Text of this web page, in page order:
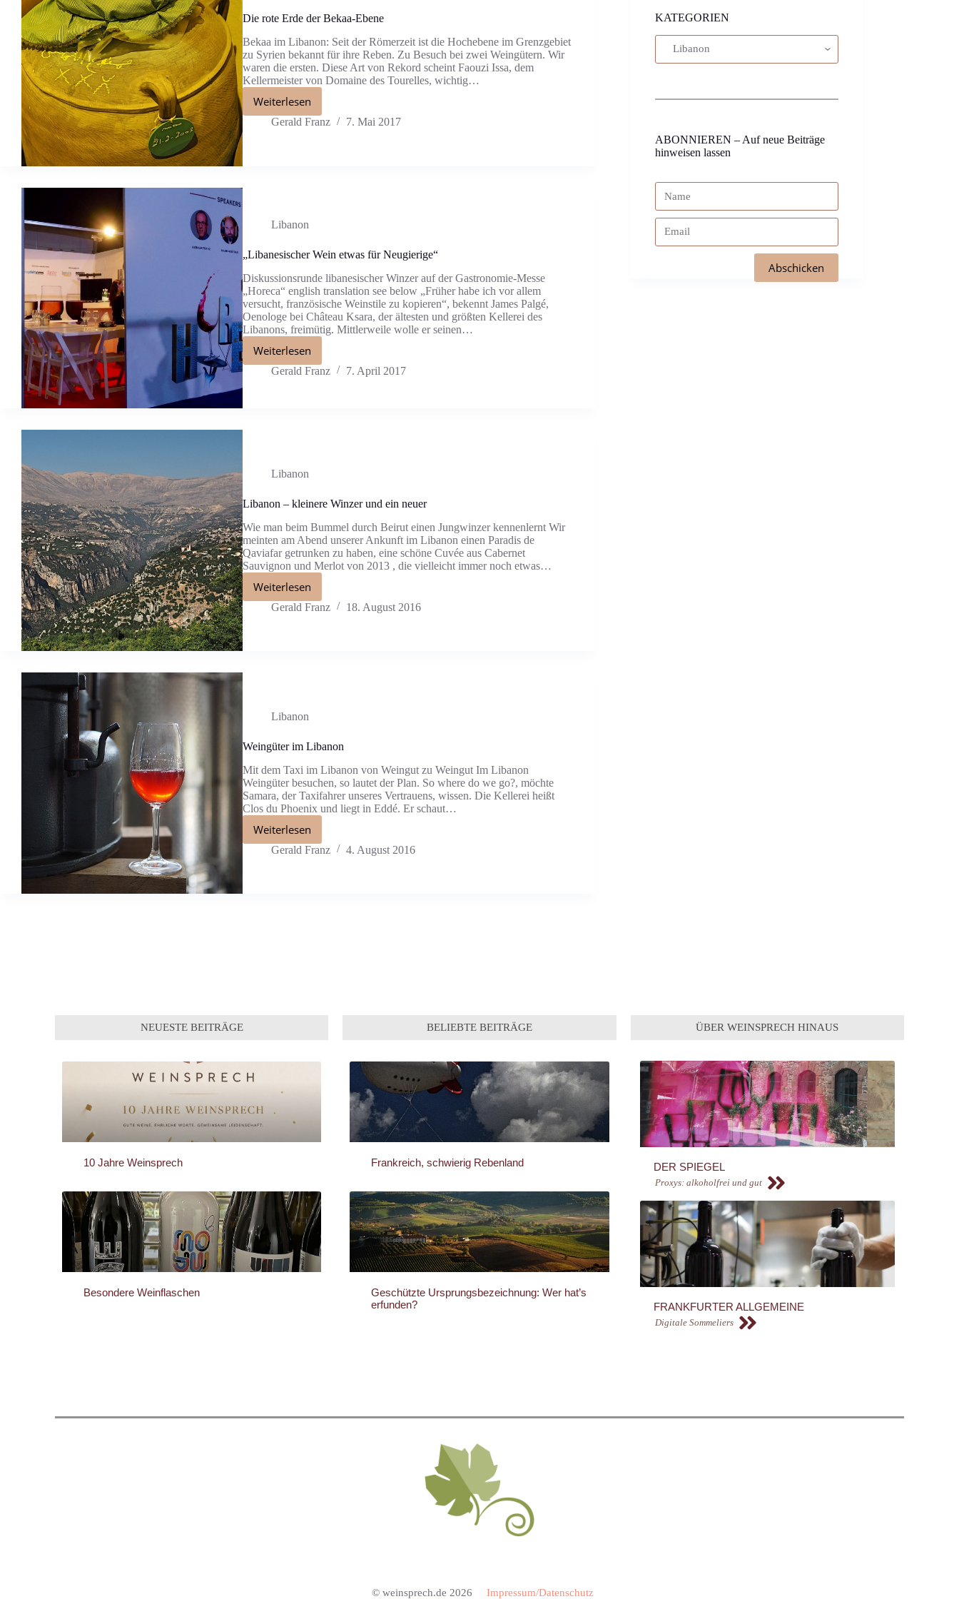
Die rote Erde der Bekaa-Ebene
Bekaa im Libanon: Seit der Römerzeit ist die Hochebene im Grenzgebiet
zu Syrien bekannt für ihre Reben. Zu Besuch bei zwei Weingütern. Wir
waren die ersten. Diese Art von Rekord scheint Faouzi Issa, dem
Kellermeister von Domaine des Tourelles, wichtig…
Weiterlesen
Gerald Franz 7. Mai 2017
Libanon
„Libanesischer Wein etwas für Neugierige“
Diskussionsrunde libanesischer Winzer auf der Gastronomie-Messe
„Horeca“ english translation see below „Früher habe ich vor allem
versucht, französische Weinstile zu kopieren“, bekennt James Palgé,
Oenologe bei Château Ksara, der ältesten und größten Kellerei des
Libanons, freimütig. Mittlerweile wolle er seinen…
Weiterlesen
Gerald Franz 7. April 2017
Libanon
Libanon – kleinere Winzer und ein neuer
Wie man beim Bummel durch Beirut einen Jungwinzer kennenlernt Wir
meinten am Abend unserer Ankunft im Libanon einen Paradis de
Qaviafar getrunken zu haben, eine schöne Cuvée aus Cabernet
Sauvignon und Merlot von 2013 , die vielleicht immer noch etwas…
Weiterlesen
Gerald Franz 18. August 2016
Libanon
Weingüter im Libanon
Mit dem Taxi im Libanon von Weingut zu Weingut Im Libanon
Weingüter besuchen, so lautet der Plan. So where do we go?, möchte
Samara, der Taxifahrer unseres Vertrauens, wissen. Die Kellerei heißt
Clos du Phoenix und liegt in Eddé. Er schaut…
Weiterlesen
Gerald Franz 4. August 2016
KATEGORIEN
ABONNIEREN – Auf neue Beiträge
hinweisen lassen
NEUESTE BEITRÄGE
10 Jahre Weinsprech
Besondere Weinflaschen
BELIEBTE BEITRÄGE
Frankreich, schwierig Rebenland
Geschützte Ursprungsbezeichnung: Wer hat’s
erfunden?
ÜBER WEINSPRECH HINAUS
DER SPIEGEL
Proxys: alkoholfrei und gut
FRANKFURTER ALLGEMEINE
Digitale Sommeliers
© weinsprech.de 2026 Impressum/Datenschutz